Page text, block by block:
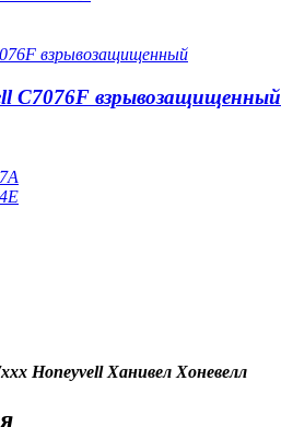
C7076F взрывозащищенный
Honeyvell Ханивел Хоневелл